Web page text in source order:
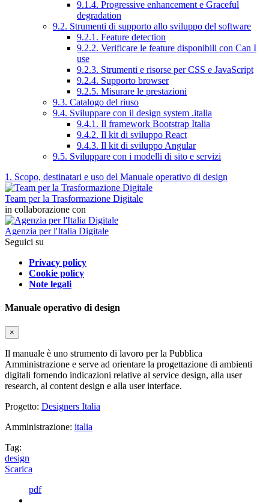
9.1.4. Progressive enhancement e Graceful
degradation
9.2. Strumenti di supporto allo sviluppo del software
9.2.1. Feature detection
9.2.2. Verificare le feature disponibili con Can I
use
9.2.3. Strumenti e risorse per CSS e JavaScript
9.2.4. Supporto browser
9.2.5. Misurare le prestazioni
9.3. Catalogo del riuso
9.4. Sviluppare con il design system .italia
9.4.1. Il framework Bootstrap Italia
9.4.2. Il kit di sviluppo React
9.4.3. Il kit di sviluppo Angular
9.5. Sviluppare con i modelli di sito e servizi
1. Scopo, destinatari e uso del Manuale operativo di design
Team per la Trasformazione Digitale
in collaborazione con
Agenzia per l'Italia Digitale
Seguici su
Privacy policy
Cookie policy
Note legali
Manuale operativo di design
×
Il manuale è uno strumento di lavoro per la Pubblica
Amministrazione e serve ad orientare la progettazione di ambienti
digitali fornendo indicazioni relative al service design, alla user
research, al content design e alla user interface.
Progetto: Designers Italia
Amministrazione: italia
Tag:
design
Scarica
pdf